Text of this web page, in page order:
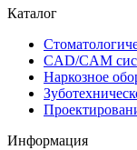
Каталог
CAD/CAM
Наркозное
Информация